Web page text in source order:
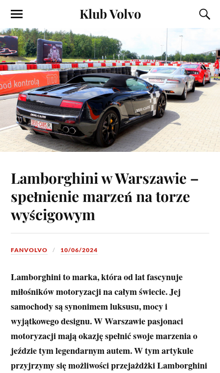
Klub Volvo
Lamborghini w Warszawie –
spełnienie marzeń na torze
wyścigowym
FANVOLVO 10/06/2024
Lamborghini to marka, która od lat fascynuje
miłośników motoryzacji na całym świecie. Jej
samochody są synonimem luksusu, mocy i
wyjątkowego designu. W Warszawie pasjonaci
motoryzacji mają okazję spełnić swoje marzenia o
jeździe tym legendarnym autem. W tym artykule
przyjrzymy się możliwości przejażdżki Lamborghini